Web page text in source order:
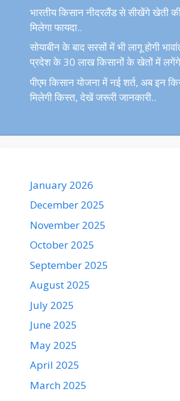
भारतीय किसान नीदरलैंड से सीखेंगे खेती
मिलेगा फायदा..
सोयाबीन के बाद सरसों में भी लागू होगी
प्रदेश के 30 लाख किसानों के खेतों में लगेंगे
पीएम किसान योजना में नई शर्त, अब इन
मिलेगी किस्त, देखें जरूरी जानकारी..
January 2026
December 2025
November 2025
October 2025
September 2025
August 2025
July 2025
June 2025
May 2025
April 2025
March 2025